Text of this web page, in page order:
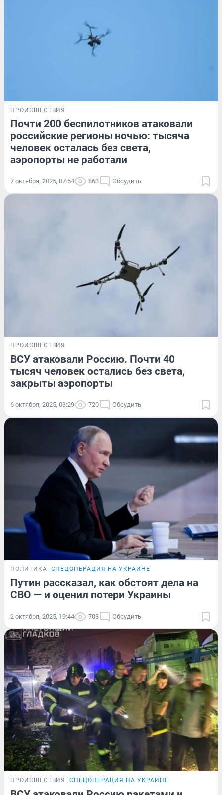
ПРОИСШЕСТВИЯ
Почти 200 беспилотников атаковали
российские регионы ночью: тысяча
человек осталась без света,
аэропорты не работали
7 октября, 2025, 07:54 863 Обсудить
ПРОИСШЕСТВИЯ
ВСУ атаковали Россию. Почти 40
тысяч человек остались без света,
закрыты аэропорты
6 октября, 2025, 03:29 720 Обсудить
ПОЛИТИКА СПЕЦОПЕРАЦИЯ НА УКРАИНЕ
Путин рассказал, как обстоят дела на
СВО — и оценил потери Украины
2 октября, 2025, 19:44 703 Обсудить
ПРОИСШЕСТВИЯ СПЕЦОПЕРАЦИЯ НА УКРАИНЕ